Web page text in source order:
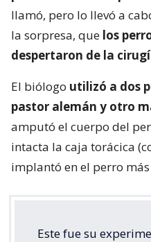
llamó, pero lo llevó a
la sorpresa, que los
despertaron de la
El biólogo utilizó a dos
pastor alemán y otro
amputó el cuerpo del
intacta la caja torácica
implantó en el perro
Este fue su